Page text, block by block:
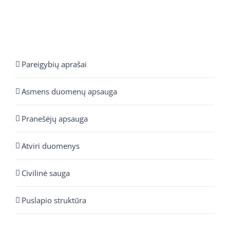
Pareigybių aprašai
Asmens duomenų apsauga
Pranešėjų apsauga
Atviri duomenys
Civilinė sauga
Puslapio struktūra